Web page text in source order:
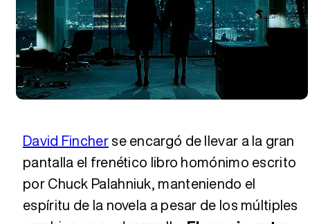
David Fincherse encargó de llevar a la gran
pantalla el frenético libro homónimo escrito
por Chuck Palahniuk, manteniendo el
espíritu de la novela a pesar de los múltiples